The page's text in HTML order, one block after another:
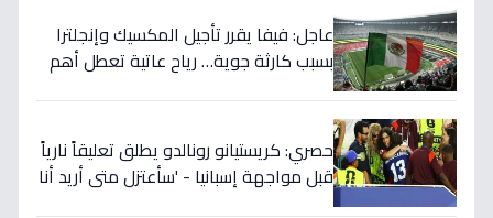
عاجل: فيفا يقرر تأجيل المكسيك وإنجلترا
بسبب كارثة جوية… رياح عاتية تعطل أهم
حصري: كريستيانو رونالدو يطلق تعليقاً نارياً
قبل مواجهة إسبانيا - 'سأعتزل متى أريد أنا